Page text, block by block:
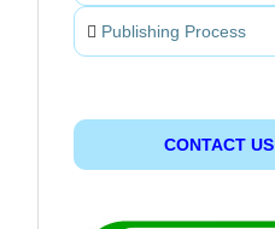
Publishing Process
CONTACT US